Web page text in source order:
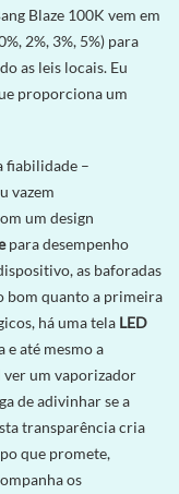
Blaze 100K vem em
2%, 3%, 5%) para
as leis locais. Eu
proporciona um
fiabilidade –
vazem
um design
para desempenho
as baforadas
bom quanto a primeira
há uma tela LED
e até mesmo a
ver um vaporizador
de adivinhar se a
transparência cria
que promete,
os